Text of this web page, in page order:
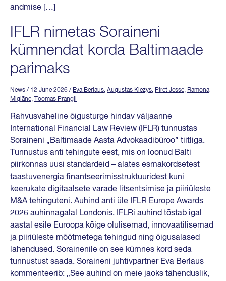
andmise […]
IFLR nimetas Soraineni
kümnendat korda Baltimaade
parimaks
News / 12 June 2026 / Eva Berlaus, Augustas Klezys, Piret Jesse, Ramona
Miglāne, Toomas Prangli
Rahvusvaheline õigusturge hindav väljaanne
International Financial Law Review (IFLR) tunnustas
Soraineni „Baltimaade Aasta Advokaadibüroo” tiitliga.
Tunnustus anti tehingute eest, mis on loonud Balti
piirkonnas uusi standardeid – alates esmakordsetest
taastuvenergia finantseerimisstruktuuridest kuni
keerukate digitaalsete varade litsentsimise ja piiriüleste
M&A tehinguteni. Auhind anti üle IFLR Europe Awards
2026 auhinnagalal Londonis. IFLRi auhind tõstab igal
aastal esile Euroopa kõige olulisemad, innovaatilisemad
ja piiriüleste mõõtmetega tehingud ning õigusalased
lahendused. Sorainenile on see kümnes kord seda
tunnustust saada. Soraineni juhtivpartner Eva Berlaus
kommenteerib: „See auhind on meie jaoks tähenduslik,